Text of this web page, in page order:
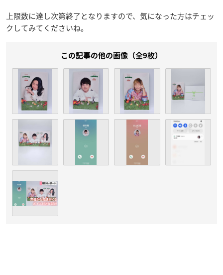
上限数に達し次第終了となりますので、気になった方はチェッ
クしてみてくださいね。
この記事の他の画像（全9枚）